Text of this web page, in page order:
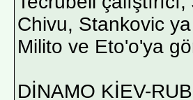
Chivu, Stankovic
Milito ve Eto'o'ya
DİNAMO KİEV-